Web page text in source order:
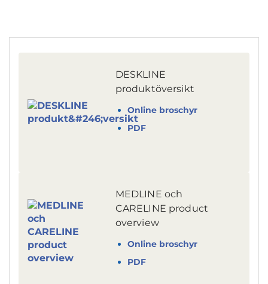
DESKLINE
produktöversikt
Online broschyr
PDF
MEDLINE och
CARELINE product
overview
Online broschyr
PDF